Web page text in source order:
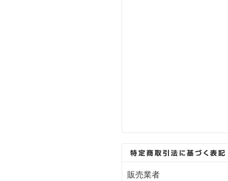
販売業者